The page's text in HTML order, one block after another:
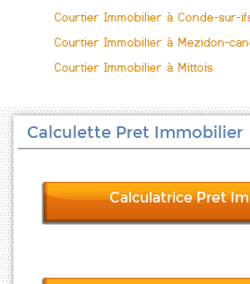
Courtier Immobilier à Conde-sur-
Courtier Immobilier à Mezidon-
Courtier Immobilier à Mittois
Calculette Pret Immobilier
Calculatrice Pret